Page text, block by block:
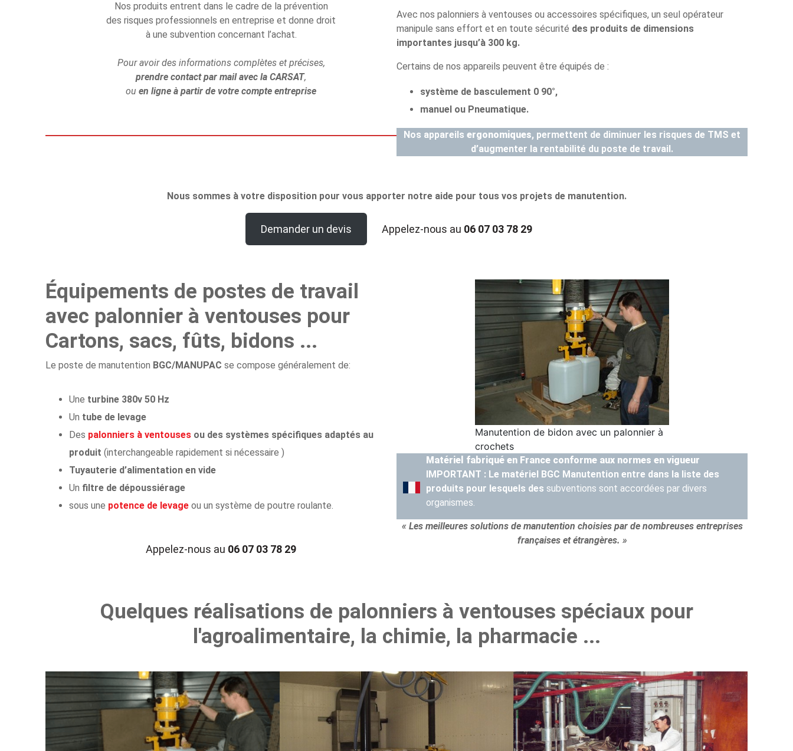
Nos produits entrent dans le cadre de la prévention
des risques professionnels en entreprise et donne droit
à une subvention concernant l’achat.
Pour avoir des informations complètes et précises,
prendre contact par mail avec la CARSAT,
ou en ligne à partir de votre compte entreprise
Avec nos palonniers à ventouses ou accessoires spécifiques, un seul opérateur
manipule sans effort et en toute sécurité des produits de dimensions
importantes jusqu’à 300 kg.
Certains de nos appareils peuvent être équipés de :
système de basculement 0 90°,
manuel ou Pneumatique.
Nos appareils ergonomiques, permettent de diminuer les risques de TMS et
d’augmenter la rentabilité du poste de travail.
Nous sommes à votre disposition pour vous apporter notre aide pour tous vos projets de manutention.
Demander un devis Appelez-nous au 06 07 03 78 29
Équipements de postes de travail
avec palonnier à ventouses pour
Cartons, sacs, fûts, bidons ...
Le poste de manutention BGC/MANUPAC se compose généralement de:
Une turbine 380v 50 Hz
Un tube de levage
Des palonniers à ventouses ou des systèmes spécifiques adaptés au
produit (interchangeable rapidement si nécessaire )
Tuyauterie d’alimentation en vide
Un filtre de dépoussiérage
sous une potence de levage ou un système de poutre roulante.
Appelez-nous au 06 07 03 78 29
Manutention de bidon avec un palonnier à
crochets
Matériel fabriqué en France conforme aux normes en vigueur
IMPORTANT : Le matériel BGC Manutention entre dans la liste des
produits pour lesquels des subventions sont accordées par divers
organismes.
« Les meilleures solutions de manutention choisies par de nombreuses entreprises
françaises et étrangères. »
Quelques réalisations de palonniers à ventouses spéciaux pour
l'agroalimentaire, la chimie, la pharmacie ...